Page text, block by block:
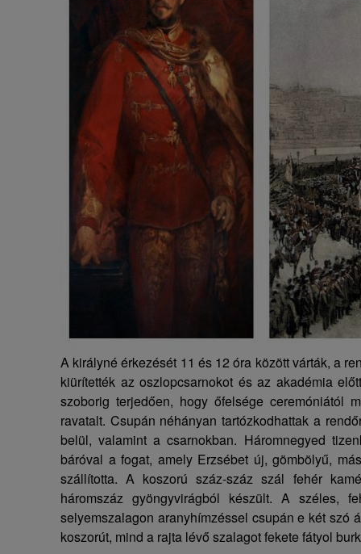
A királyné érkezését 11 és 12 óra között várták, a
kiürítették az oszlopcsarnokot és az akadémia
szoborig terjedően, hogy őfelsége ceremóniától
ravatalt. Csupán néhányan tartózkodhattak a
belül, valamint a csarnokban. Háromnegyed
báróval a fogat, amely Erzsébet új, gömbölyű,
szállította. A koszorú száz-száz szál fehér
háromszáz gyöngyvirágból készült. A széles,
selyemszalagon aranyhímzéssel csupán e két szó
koszorút, mind a rajta lévő szalagot fekete fátyol